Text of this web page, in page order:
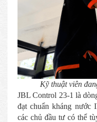
Kỹ thuật viên
JBL Control 23-1 là
đạt chuẩn kháng nước
các chủ đầu tư có thể